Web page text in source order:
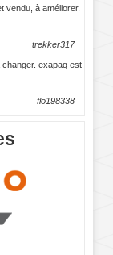
vendu, à améliorer.
trekker317
exapaq est
flo198338